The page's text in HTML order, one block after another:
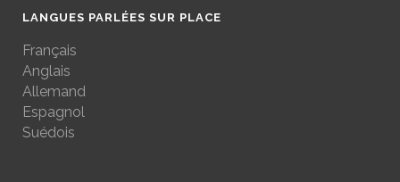
LANGUES PARLÉES SUR PLACE
Français
Anglais
Allemand
Espagnol
Suédois